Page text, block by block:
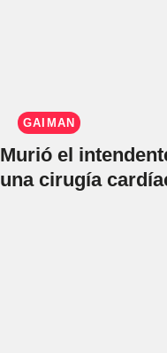
GAIMAN
Murió el
una cirugía